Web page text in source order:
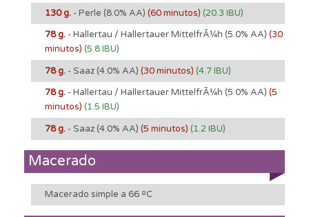
130 g. - Perle (8.0% AA) (60 minutos) (20.3 IBU)
78 g. - Hallertau / Hallertauer MittelfrÃ¼h (5.0% AA) (30
minutos) (5.8 IBU)
78 g. - Saaz (4.0% AA) (30 minutos) (4.7 IBU)
78 g. - Hallertau / Hallertauer MittelfrÃ¼h (5.0% AA) (5
minutos) (1.5 IBU)
78 g. - Saaz (4.0% AA) (5 minutos) (1.2 IBU)
Macerado
Macerado simple a 66 ºC